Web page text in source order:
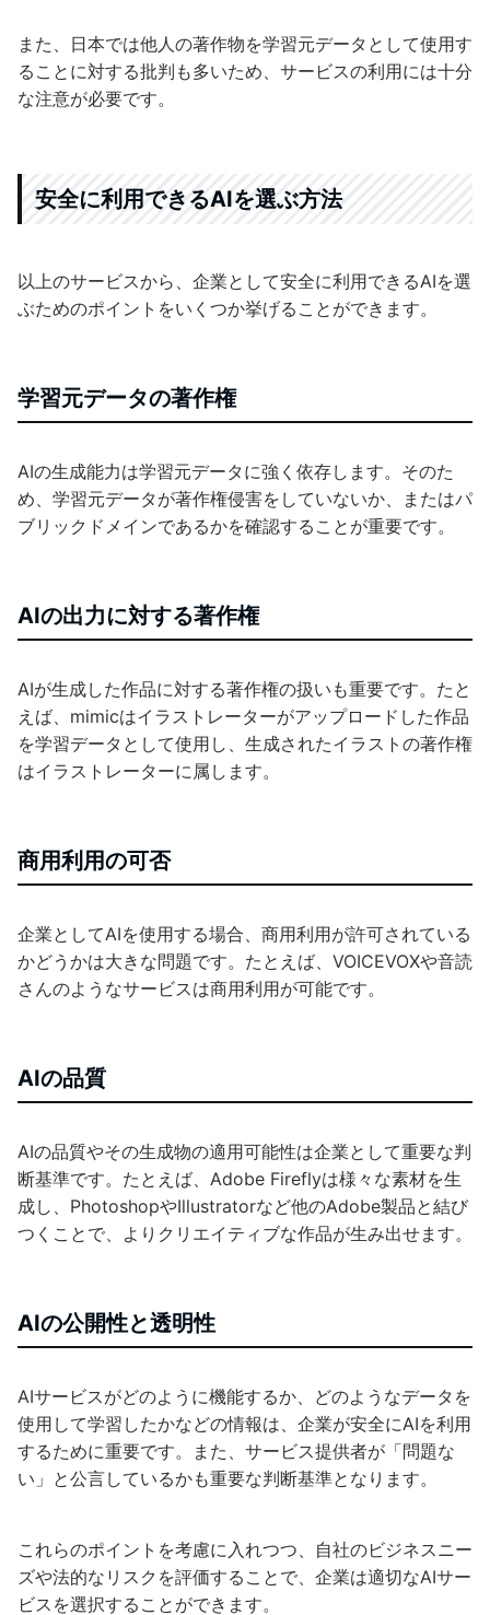
また、日本では他人の著作物を学習元データとして使用す
ることに対する批判も多いため、サービスの利用には十分
な注意が必要です。
安全に利用できるAIを選ぶ方法
以上のサービスから、企業として安全に利用できるAIを選
ぶためのポイントをいくつか挙げることができます。
学習元データの著作権
AIの生成能力は学習元データに強く依存します。そのた
め、学習元データが著作権侵害をしていないか、またはパ
ブリックドメインであるかを確認することが重要です。
AIの出力に対する著作権
AIが生成した作品に対する著作権の扱いも重要です。たと
えば、mimicはイラストレーターがアップロードした作品
を学習データとして使用し、生成されたイラストの著作権
はイラストレーターに属します。
商用利用の可否
企業としてAIを使用する場合、商用利用が許可されている
かどうかは大きな問題です。たとえば、VOICEVOXや音読
さんのようなサービスは商用利用が可能です。
AIの品質
AIの品質やその生成物の適用可能性は企業として重要な判
断基準です。たとえば、Adobe Fireflyは様々な素材を生
成し、PhotoshopやIllustratorなど他のAdobe製品と結び
つくことで、よりクリエイティブな作品が生み出せます。
AIの公開性と透明性
AIサービスがどのように機能するか、どのようなデータを
使用して学習したかなどの情報は、企業が安全にAIを利用
するために重要です。また、サービス提供者が「問題な
い」と公言しているかも重要な判断基準となります。
これらのポイントを考慮に入れつつ、自社のビジネスニー
ズや法的なリスクを評価することで、企業は適切なAIサー
ビスを選択することができます。